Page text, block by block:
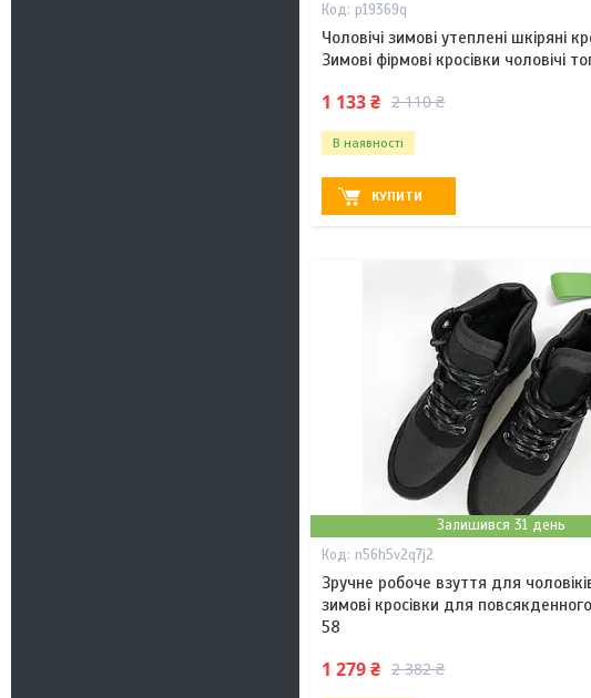
p19369q
Чоловічі зимові утеплені шкіряні
Зимові фірмові кросівки чоловічі
1 133 ₴ 2 110 ₴
В наявності
КУПИТИ
Залишився 31 день
n56h5v2q7j2
Зручне робоче взуття для
зимові кросівки для
58
1 279 ₴ 2 382 ₴